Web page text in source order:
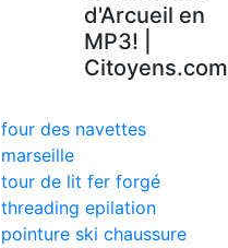
d'Arcueil en
MP3! |
Citoyens.com
four des navettes
marseille
tour de lit fer forgé
threading epilation
pointure ski chaussure